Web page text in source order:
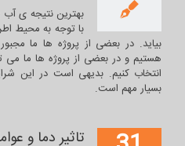
بهترین نتیجه ی آب
با توجه به محیط
بیاید. در بعضی از پروژه ها ما
هستیم و در بعضی از پروژه ها ما می
انتخاب کنیم. بدیهی است در این
بسیار مهم است.
تاثیر دما و